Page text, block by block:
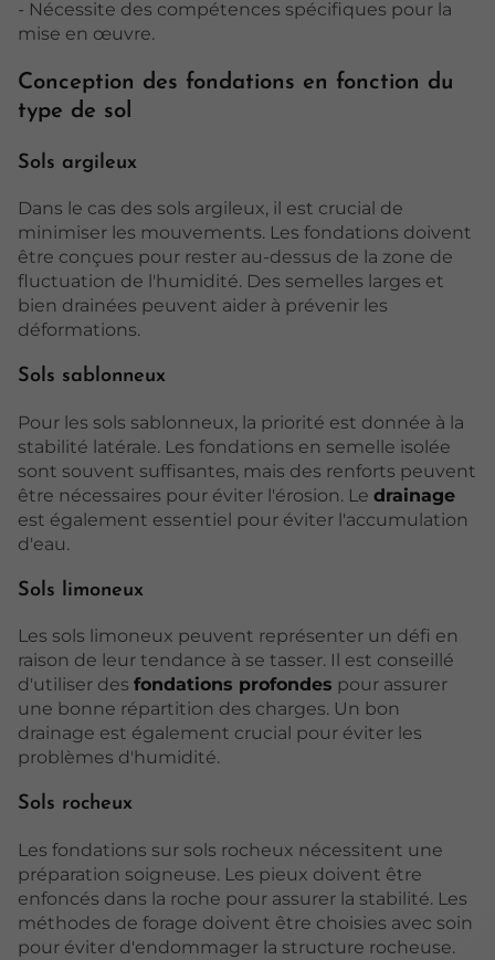
- Nécessite des compétences spécifiques pour la
mise en œuvre.
Conception des fondations en fonction du
type de sol
Sols argileux
Dans le cas des sols argileux, il est crucial de
minimiser les mouvements. Les fondations doivent
être conçues pour rester au-dessus de la zone de
fluctuation de l'humidité. Des semelles larges et
bien drainées peuvent aider à prévenir les
déformations.
Sols sablonneux
Pour les sols sablonneux, la priorité est donnée à la
stabilité latérale. Les fondations en semelle isolée
sont souvent suffisantes, mais des renforts peuvent
être nécessaires pour éviter l'érosion. Le drainage
est également essentiel pour éviter l'accumulation
d'eau.
Sols limoneux
Les sols limoneux peuvent représenter un défi en
raison de leur tendance à se tasser. Il est conseillé
d'utiliser des fondations profondes pour assurer
une bonne répartition des charges. Un bon
drainage est également crucial pour éviter les
problèmes d'humidité.
Sols rocheux
Les fondations sur sols rocheux nécessitent une
préparation soigneuse. Les pieux doivent être
enfoncés dans la roche pour assurer la stabilité. Les
méthodes de forage doivent être choisies avec soin
pour éviter d'endommager la structure rocheuse.